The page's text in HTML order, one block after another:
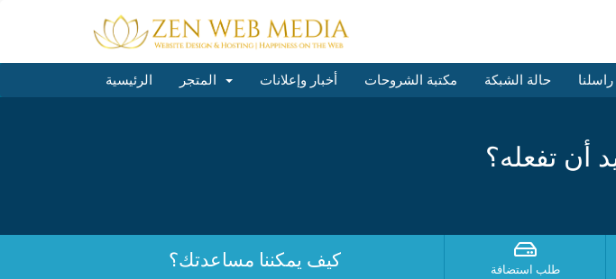
الرئيسية أخبار وإعلانات مكتبة الشروحات حالة الشبكة راسلنا
أن تفعله؟
كيف يمكننا مساعدتك؟ طلب استضافة